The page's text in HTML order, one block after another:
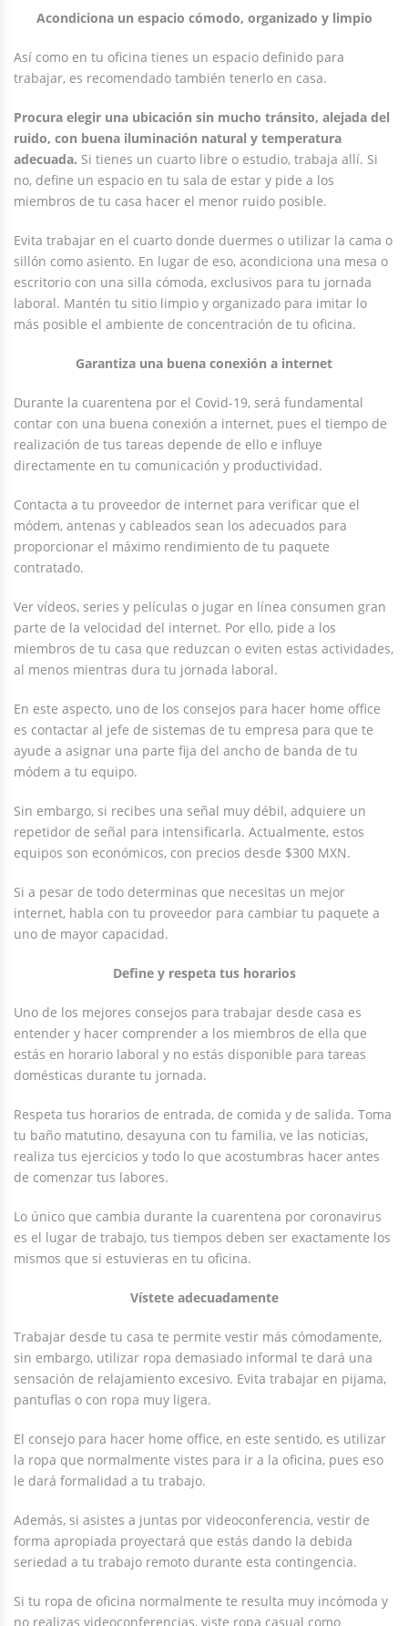
Acondiciona un espacio cómodo, organizado y limpio
Así como en tu oficina tienes un espacio definido para
trabajar, es recomendado también tenerlo en casa.
Procura elegir una ubicación sin mucho tránsito, alejada del
ruido, con buena iluminación natural y temperatura
adecuada. Si tienes un cuarto libre o estudio, trabaja allí. Si
no, define un espacio en tu sala de estar y pide a los
miembros de tu casa hacer el menor ruido posible.
Evita trabajar en el cuarto donde duermes o utilizar la cama o
sillón como asiento. En lugar de eso, acondiciona una mesa o
escritorio con una silla cómoda, exclusivos para tu jornada
laboral. Mantén tu sitio limpio y organizado para imitar lo
más posible el ambiente de concentración de tu oficina.
Garantiza una buena conexión a internet
Durante la cuarentena por el Covid-19, será fundamental
contar con una buena conexión a internet, pues el tiempo de
realización de tus tareas depende de ello e influye
directamente en tu comunicación y productividad.
Contacta a tu proveedor de internet para verificar que el
módem, antenas y cableados sean los adecuados para
proporcionar el máximo rendimiento de tu paquete
contratado.
Ver vídeos, series y películas o jugar en línea consumen gran
parte de la velocidad del internet. Por ello, pide a los
miembros de tu casa que reduzcan o eviten estas actividades,
al menos mientras dura tu jornada laboral.
En este aspecto, uno de los consejos para hacer home office
es contactar al jefe de sistemas de tu empresa para que te
ayude a asignar una parte fija del ancho de banda de tu
módem a tu equipo.
Sin embargo, si recibes una señal muy débil, adquiere un
repetidor de señal para intensificarla. Actualmente, estos
equipos son económicos, con precios desde $300 MXN.
Si a pesar de todo determinas que necesitas un mejor
internet, habla con tu proveedor para cambiar tu paquete a
uno de mayor capacidad.
Define y respeta tus horarios
Uno de los mejores consejos para trabajar desde casa es
entender y hacer comprender a los miembros de ella que
estás en horario laboral y no estás disponible para tareas
domésticas durante tu jornada.
Respeta tus horarios de entrada, de comida y de salida. Toma
tu baño matutino, desayuna con tu familia, ve las noticias,
realiza tus ejercicios y todo lo que acostumbras hacer antes
de comenzar tus labores.
Lo único que cambia durante la cuarentena por coronavirus
es el lugar de trabajo, tus tiempos deben ser exactamente los
mismos que si estuvieras en tu oficina.
Vístete adecuadamente
Trabajar desde tu casa te permite vestir más cómodamente,
sin embargo, utilizar ropa demasiado informal te dará una
sensación de relajamiento excesivo. Evita trabajar en pijama,
pantuflas o con ropa muy ligera.
El consejo para hacer home office, en este sentido, es utilizar
la ropa que normalmente vistes para ir a la oficina, pues eso
le dará formalidad a tu trabajo.
Además, si asistes a juntas por videoconferencia, vestir de
forma apropiada proyectará que estás dando la debida
seriedad a tu trabajo remoto durante esta contingencia.
Si tu ropa de oficina normalmente te resulta muy incómoda y
no realizas videoconferencias, viste ropa casual como